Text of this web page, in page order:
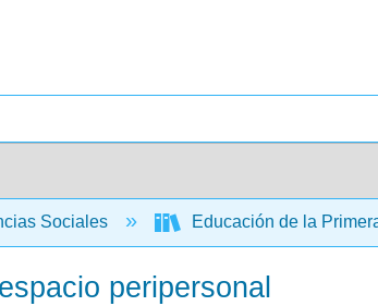
Sociales Educación de la
peripersonal